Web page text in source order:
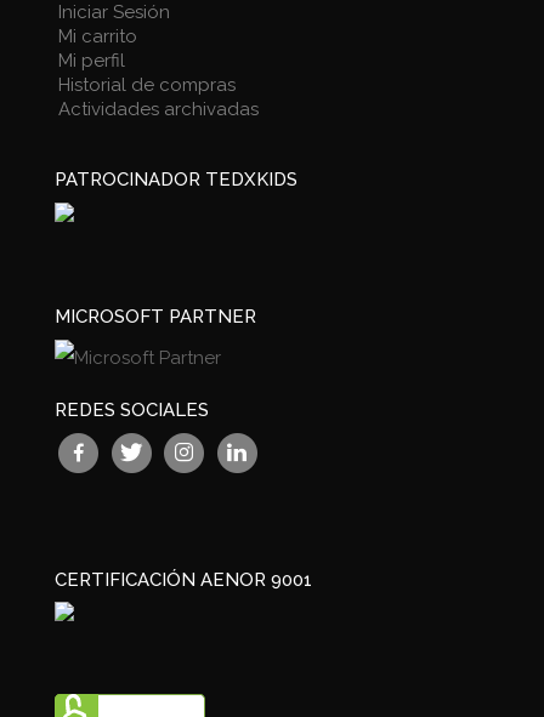
Iniciar Sesión
Mi carrito
Mi perfil
Historial de compras
Actividades archivadas
PATROCINADOR TEDXKIDS
MICROSOFT PARTNER
REDES SOCIALES
CERTIFICACIÓN AENOR 9001